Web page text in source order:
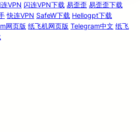
VPN 闪连VPN下载 易歪歪 易歪歪下载
快连VPN SafeW下载 Hellogpt下载
网页版 纸飞机网页版 Telegram中文 纸飞